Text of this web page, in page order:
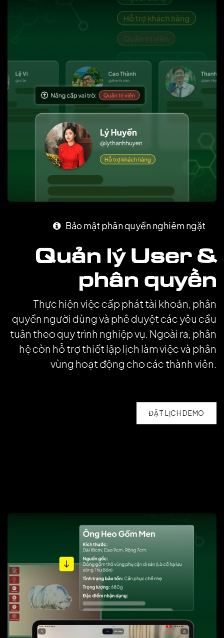
Bảo mật phân quyền nghiêm ngặt
Quản lý User &
phân quyền
Thực hiện việc cấp phát tài khoản, phân
quyền người dùng và phê duyệt các yêu cầu
tuân theo quy trình nghiệp vụ. Ngoài ra, phân
hệ còn hỗ trợ thiết lập lịch làm việc và phân
vùng hoạt động cho các thành viên.
ĐẶT LỊCH DEMO